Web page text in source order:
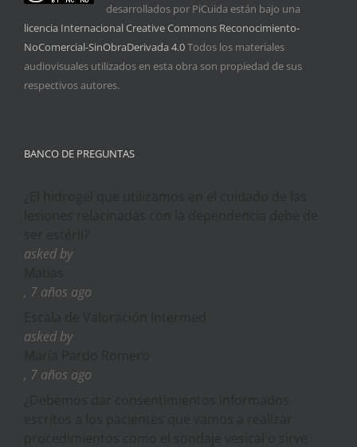
desarrollados por PiCuida están bajo una
licencia Internacional Creative Commons Reconocimiento-
NoComercial-SinObraDerivada 4.0Todos los materiales
audiovisuales utilizados en esta obra son propiedad de sus
respectivos autores.
BANCO DE PREGUNTAS
asked by
, 7 años ago
asked by
, 7 años ago